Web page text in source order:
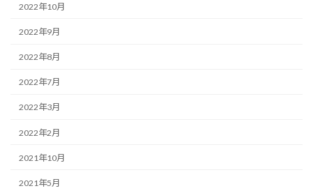
2022年10月
2022年9月
2022年8月
2022年7月
2022年3月
2022年2月
2021年10月
2021年5月